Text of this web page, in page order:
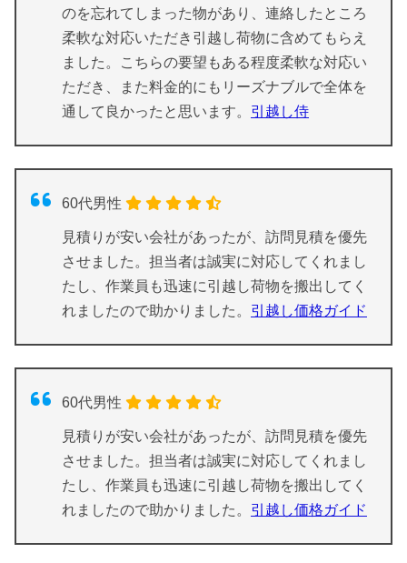
のを忘れてしまった物があり、連絡したところ
柔軟な対応いただき引越し荷物に含めてもらえ
ました。こちらの要望もある程度柔軟な対応い
ただき、また料金的にもリーズナブルで全体を
通して良かったと思います。 引越し侍
60代男性
見積りが安い会社があったが、訪問見積を優先
させました。担当者は誠実に対応してくれまし
たし、作業員も迅速に引越し荷物を搬出してく
れましたので助かりました。 引越し価格ガイド
60代男性
見積りが安い会社があったが、訪問見積を優先
させました。担当者は誠実に対応してくれまし
たし、作業員も迅速に引越し荷物を搬出してく
れましたので助かりました。 引越し価格ガイド